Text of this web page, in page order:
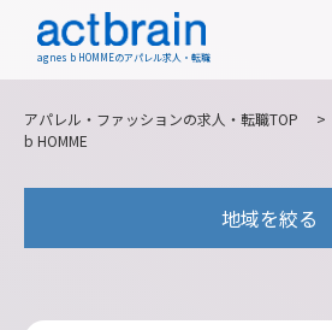
agnes b HOMMEのアパレル求人・転職
アパレル・ファッションの求人・転職TOP >
b HOMME
地域を絞る